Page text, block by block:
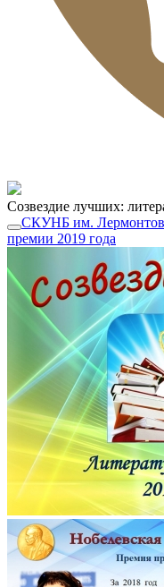
Созвездие лучших:
СКУНБ им.
премии 2019 года